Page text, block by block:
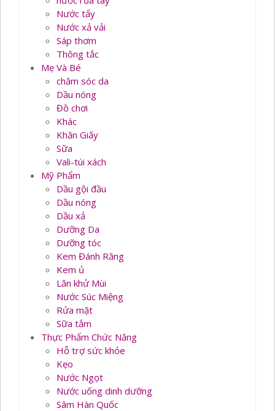
Nước tẩy
Nước xả vải
Sáp thơm
Thông tắc
Mẹ Và Bé
chăm sóc da
Dầu nóng
Đồ chơi
Khác
Khăn Giấy
Sữa
Vali-túi xách
Mỹ Phẩm
Dầu gội đầu
Dầu nóng
Dầu xả
Dưỡng Da
Dưỡng tóc
Kem Đánh Răng
Kem ủ
Lăn khử Mùi
Nước Súc Miệng
Rửa mặt
Sữa tắm
Thực Phẩm Chức Năng
Hỗ trợ sức khỏe
Kẹo
Nước Ngọt
Nước uống dinh dưỡng
Sâm Hàn Quốc